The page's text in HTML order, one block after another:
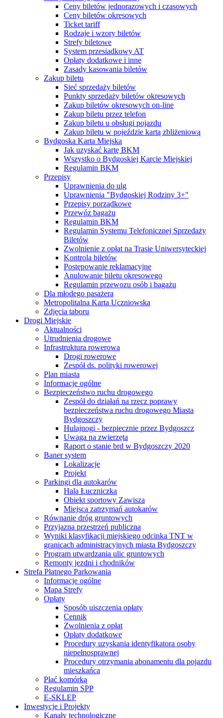
Ceny biletów jednorazowych i czasowych
Ceny biletów okresowych
Ticket tariff
Rodzaje i wzory biletów
Strefy biletowe
System przesiadkowy AT
Opłaty dodatkowe i inne
Zasady kasowania biletów
Zakup biletu
Sieć sprzedaży biletów
Punkty sprzedaży biletów okresowych
Zakup biletów okresowych on-line
Zakup biletu przez telefon
Zakup biletu u obsługi pojazdu
Zakup biletu w pojeździe kartą zbliżeniową
Bydgoska Karta Miejska
Jak uzyskać kartę BKM
Wszystko o Bydgoskiej Karcie Miejskiej
Regulamin BKM
Przepisy
Uprawnienia do ulg
Uprawnienia "Bydgoskiej Rodziny 3+"
Przepisy porządkowe
Przewóz bagażu
Regulamin BKM
Regulamin Systemu Telefonicznej Sprzedaży
Biletów
Zwolnienie z opłat na Trasie Uniwersyteckiej
Kontrola biletów
Postępowanie reklamacyjne
Anulowanie biletu okresowego
Regulamin przewozu osób i bagażu
Dla młodego pasażera
Metropolitalna Karta Uczniowska
Zdjęcia taboru
Drogi Miejskie
Aktualności
Utrudnienia drogowe
Infrastruktura rowerowa
Drogi rowerowe
Zespół ds. polityki rowerowej
Plan miasta
Informacje ogólne
Bezpieczeństwo ruchu drogowego
Zespół do działań na rzecz poprawy
bezpieczeństwa ruchu drogowego Miasta
Bydgoszczy
Hulajnogi - bezpiecznie przez Bydgoszcz
Uwaga na zwierzęta
Raport o stanie brd w Bydgoszczy 2020
Baner system
Lokalizacje
Projekt
Parkingi dla autokarów
Hala Łuczniczka
Obiekt sportowy Zawisza
Miejsca zatrzymań autokarów
Równanie dróg gruntowych
Przyjazna przestrzeń publiczna
Wyniki klasyfikacji miejskiego odcinka TNT w
granicach administracyjnych miasta Bydgoszczy
Program utwardzania ulic gruntowych
Remonty jezdni i chodników
Strefa Płatnego Parkowania
Informacje ogólne
Mapa Strefy
Opłaty
Sposób uiszczenia opłaty
Cennik
Zwolnienia z opłat
Opłaty dodatkowe
Procedury uzyskania identyfikatora osoby
niepełnosprawnej
Procedury otrzymania abonamentu dla pojazdu
mieszkańca
Płać komórką
Regulamin SPP
E-SKLEP
Inwestycje i Projekty
Kanały technologiczne